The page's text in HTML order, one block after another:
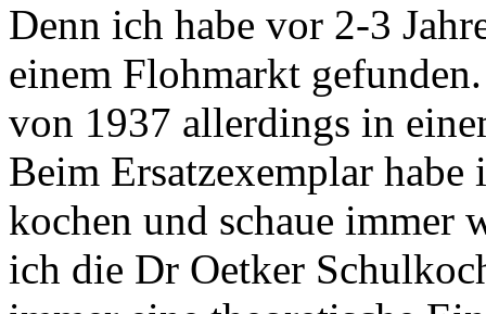
Denn ich habe vor 2-3
einem Flohmarkt
von 1937 allerdings in
Beim Ersatzexemplar
kochen und schaue immer
ich die Dr Oetker